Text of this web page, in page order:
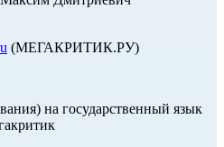
(МЕГАКРИТИК.РУ)
на государственный язык